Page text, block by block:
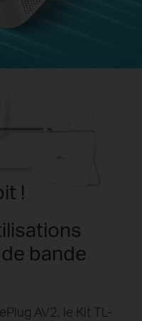
!
bande
AV2, le Kit TL-